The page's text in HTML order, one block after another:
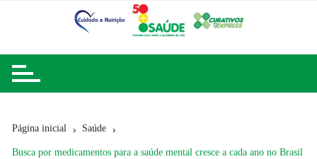
Página inicial Saúde
Busca por medicamentos para a saúde mental cresce a cada ano no Brasil